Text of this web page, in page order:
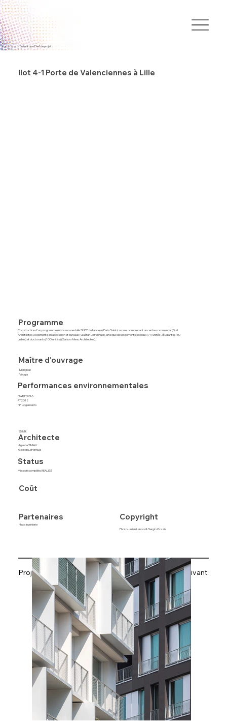
Ilot 4-1 Porte de Valenciennes à Lille
En tant que Chef de projet
Programme
Construction d'un programme mixte sur une dalle SNCF du faisceau Paris Saint-Lazare, comprenant un centre commercial (Sud
Architectes), logements en accession et bureaux (Gaétan Le Penhuel), ainsi que des logements sociaux (79 unités), étudiants (150
unités) et doctorants (100 unités) (Saison Menu Architectes).
Maître d'ouvrage
Marignan
Vilogia
Performances environnementales
HQE Profil A
RT2012
NF Logements
Status
Mission complète, REALISÉ
Architecte
Agence SMAU
Gaetan LePenhuel
Coût
25 M€
Partenaires
Hexa Ingenierie
Copyright
Photo Julien Lanoo & Sergio Grazia
Projet précédent
Retrouvez tous les projets
Projet suivant